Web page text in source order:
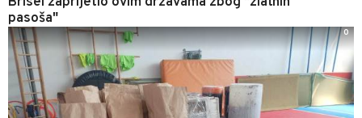
pasoša"
0